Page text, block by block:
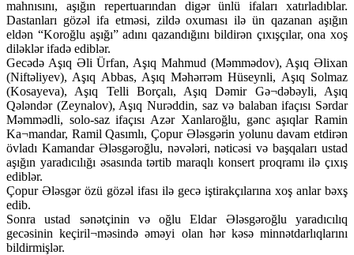
mahnısını, aşığın repertuarından digər ünlü ifaları xatırladıblar.
Dastanları gözəl ifa etməsi, zildə oxuması ilə ün qazanan aşığın
eldən “Koroğlu aşığı” adını qazandığını bildirən çıxışçılar, ona xoş
diləklər ifadə ediblər.
Gecədə Aşıq Əli Ürfan, Aşıq Mahmud (Məmmədov), Aşıq Əlixan
(Niftəliyev), Aşıq Abbas, Aşıq Məhərrəm Hüseynli, Aşıq Solmaz
(Kosayeva), Aşıq Telli Borçalı, Aşıq Dəmir Gə¬dəbəyli, Aşıq
Qələndər (Zeynalov), Aşıq Nurəddin, saz və balaban ifaçısı Sərdar
Məmmədli, solo-saz ifaçısı Azər Xanlaroğlu, gənc aşıqlar Ramin
Ka¬mandar, Ramil Qasımlı, Çopur Ələsgərin yolunu davam etdirən
övladı Kamandar Ələsgəroğlu, nəvələri, nəticəsi və başqaları ustad
aşığın yaradıcılığı əsasında tərtib maraqlı konsert proqramı ilə çıxış
ediblər.
Çopur Ələsgər özü gözəl ifası ilə gecə iştirakçılarına xoş anlar bəxş
edib.
Sonra ustad sənətçinin və oğlu Eldar Ələsgəroğlu yaradıcılıq
gecəsinin keçiril¬məsində əməyi olan hər kəsə minnətdarlıqlarını
bildirmişlər.